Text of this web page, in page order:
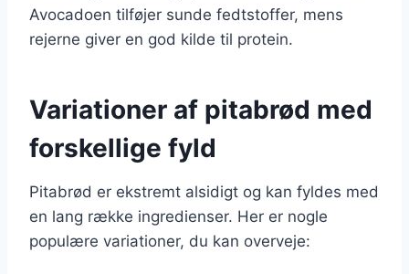
Avocadoen tilføjer sunde fedtstoffer, mens
rejerne giver en god kilde til protein.
Variationer af pitabrød med
forskellige fyld
Pitabrød er ekstremt alsidigt og kan fyldes med
en lang række ingredienser. Her er nogle
populære variationer, du kan overveje: